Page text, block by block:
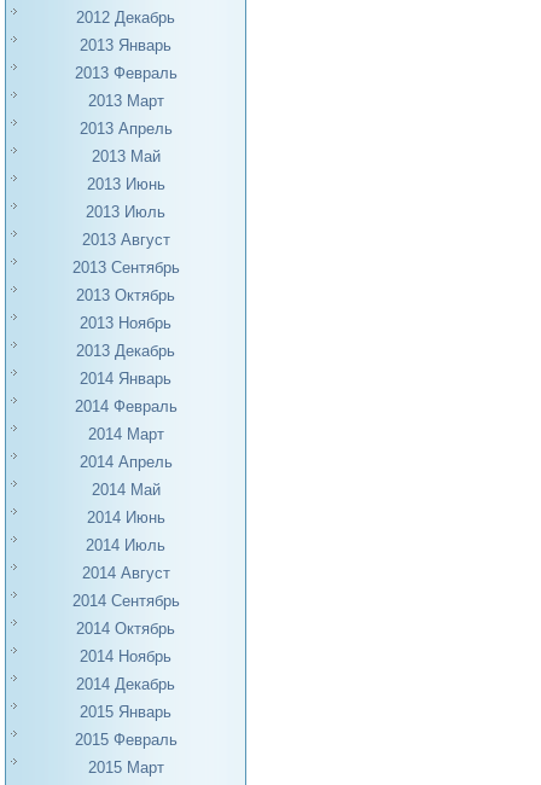
2012 Декабрь
2013 Январь
2013 Февраль
2013 Март
2013 Апрель
2013 Май
2013 Июнь
2013 Июль
2013 Август
2013 Сентябрь
2013 Октябрь
2013 Ноябрь
2013 Декабрь
2014 Январь
2014 Февраль
2014 Март
2014 Апрель
2014 Май
2014 Июнь
2014 Июль
2014 Август
2014 Сентябрь
2014 Октябрь
2014 Ноябрь
2014 Декабрь
2015 Январь
2015 Февраль
2015 Март